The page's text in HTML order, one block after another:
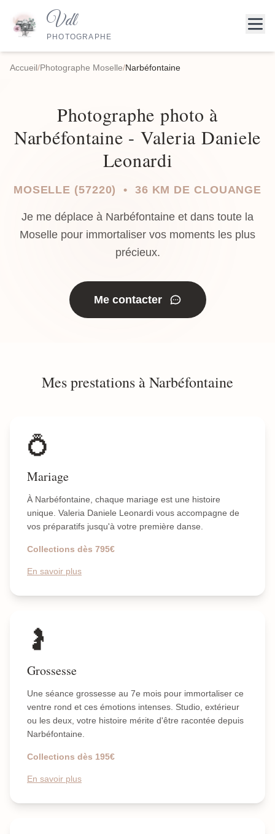
Vdl
PHOTOGRAPHE
Accueil/Photographe Moselle/Narbéfontaine
Photographe photo à
Narbéfontaine - Valeria Daniele
Leonardi
MOSELLE (57220) • 36 KM DE CLOUANGE
Je me déplace à Narbéfontaine et dans toute la
Moselle pour immortaliser vos moments les plus
précieux.
Me contacter
Mes prestations à Narbéfontaine
💍
Mariage
À Narbéfontaine, chaque mariage est une histoire
unique. Valeria Daniele Leonardi vous accompagne de
vos préparatifs jusqu'à votre première danse.
Collections dès 795€
En savoir plus
🤰
Grossesse
Une séance grossesse au 7e mois pour immortaliser ce
ventre rond et ces émotions intenses. Studio, extérieur
ou les deux, votre histoire mérite d'être racontée depuis
Narbéfontaine.
Collections dès 195€
En savoir plus